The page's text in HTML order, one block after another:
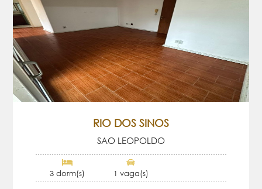
RIO DOS SINOS
SAO LEOPOLDO
3 dorm(s) 1 vaga(s)